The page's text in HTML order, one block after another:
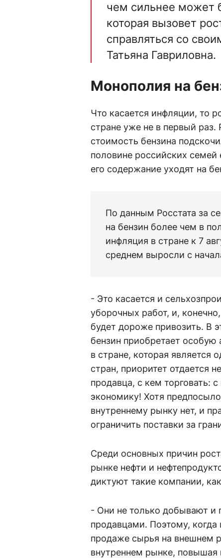
чем сильнее может
которая вызовет
справляться со
Татьяна Гавриловна.
Монополия на
Что касается инфляции, то
стране уже не в первый раз.
стоимость бензина
половине российских
его содержание уходят на
По данным Росстата за
на бензин более чем в
инфляция в стране к 7
среднем выросли с
- Это касается и
уборочных работ, и,
будет дороже привозить. В
бензин приобретает
в стране, которая
стран, приоритет отдается
продавца, с кем торговать:
экономику! Хотя
внутреннему рынку нет, и
ограничить поставки за
Среди основных причин
рынке нефти и
диктуют такие компании,
- Они не только добывают и
продавцами. Поэтому,
продаже сырья на внешнем
внутреннем рынке, повышая